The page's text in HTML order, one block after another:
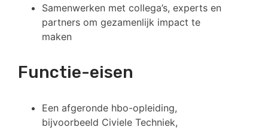
Samenwerken met collega’s, experts en
partners om gezamenlijk impact te
maken
Functie-eisen
Een afgeronde hbo-opleiding,
bijvoorbeeld Civiele Techniek,